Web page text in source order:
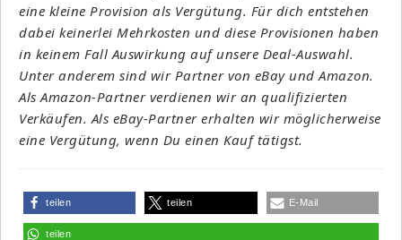
eine kleine Provision als Vergütung. Für dich entstehen
dabei keinerlei Mehrkosten und diese Provisionen haben
in keinem Fall Auswirkung auf unsere Deal-Auswahl.
Unter anderem sind wir Partner von eBay und Amazon.
Als Amazon-Partner verdienen wir an qualifizierten
Verkäufen. Als eBay-Partner erhalten wir möglicherweise
eine Vergütung, wenn Du einen Kauf tätigst.
teilen teilen E-Mail
teilen